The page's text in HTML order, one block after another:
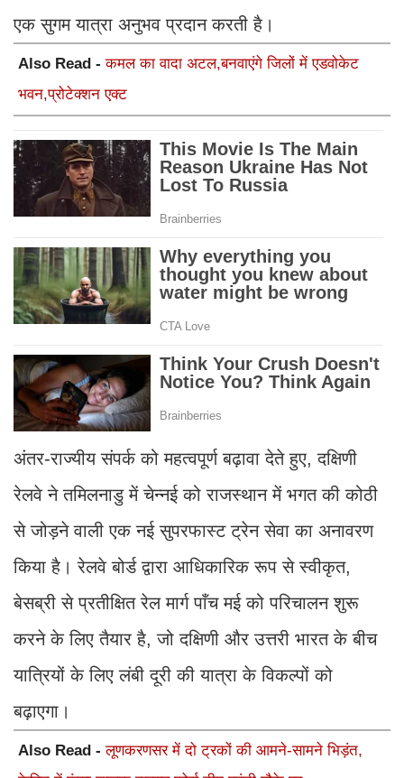
एक सुगम यात्रा अनुभव प्रदान करती है।
Also Read -कमल का वादा अटल,बनवाएंगे जिलों में एडवोकेट
भवन,प्रोटेक्शन एक्ट
अंतर-राज्यीय संपर्क को महत्वपूर्ण बढ़ावा देते हुए, दक्षिणी
रेलवे ने तमिलनाडु में चेन्नई को राजस्थान में भगत की कोठी
से जोड़ने वाली एक नई सुपरफास्ट ट्रेन सेवा का अनावरण
किया है। रेलवे बोर्ड द्वारा आधिकारिक रूप से स्वीकृत,
बेसब्री से प्रतीक्षित रेल मार्ग पाँच मई को परिचालन शुरू
करने के लिए तैयार है, जो दक्षिणी और उत्तरी भारत के बीच
यात्रियों के लिए लंबी दूरी की यात्रा के विकल्पों को
बढ़ाएगा।
Also Read -लूणकरणसर में दो ट्रकों की आमने-सामने भिड़ंत,